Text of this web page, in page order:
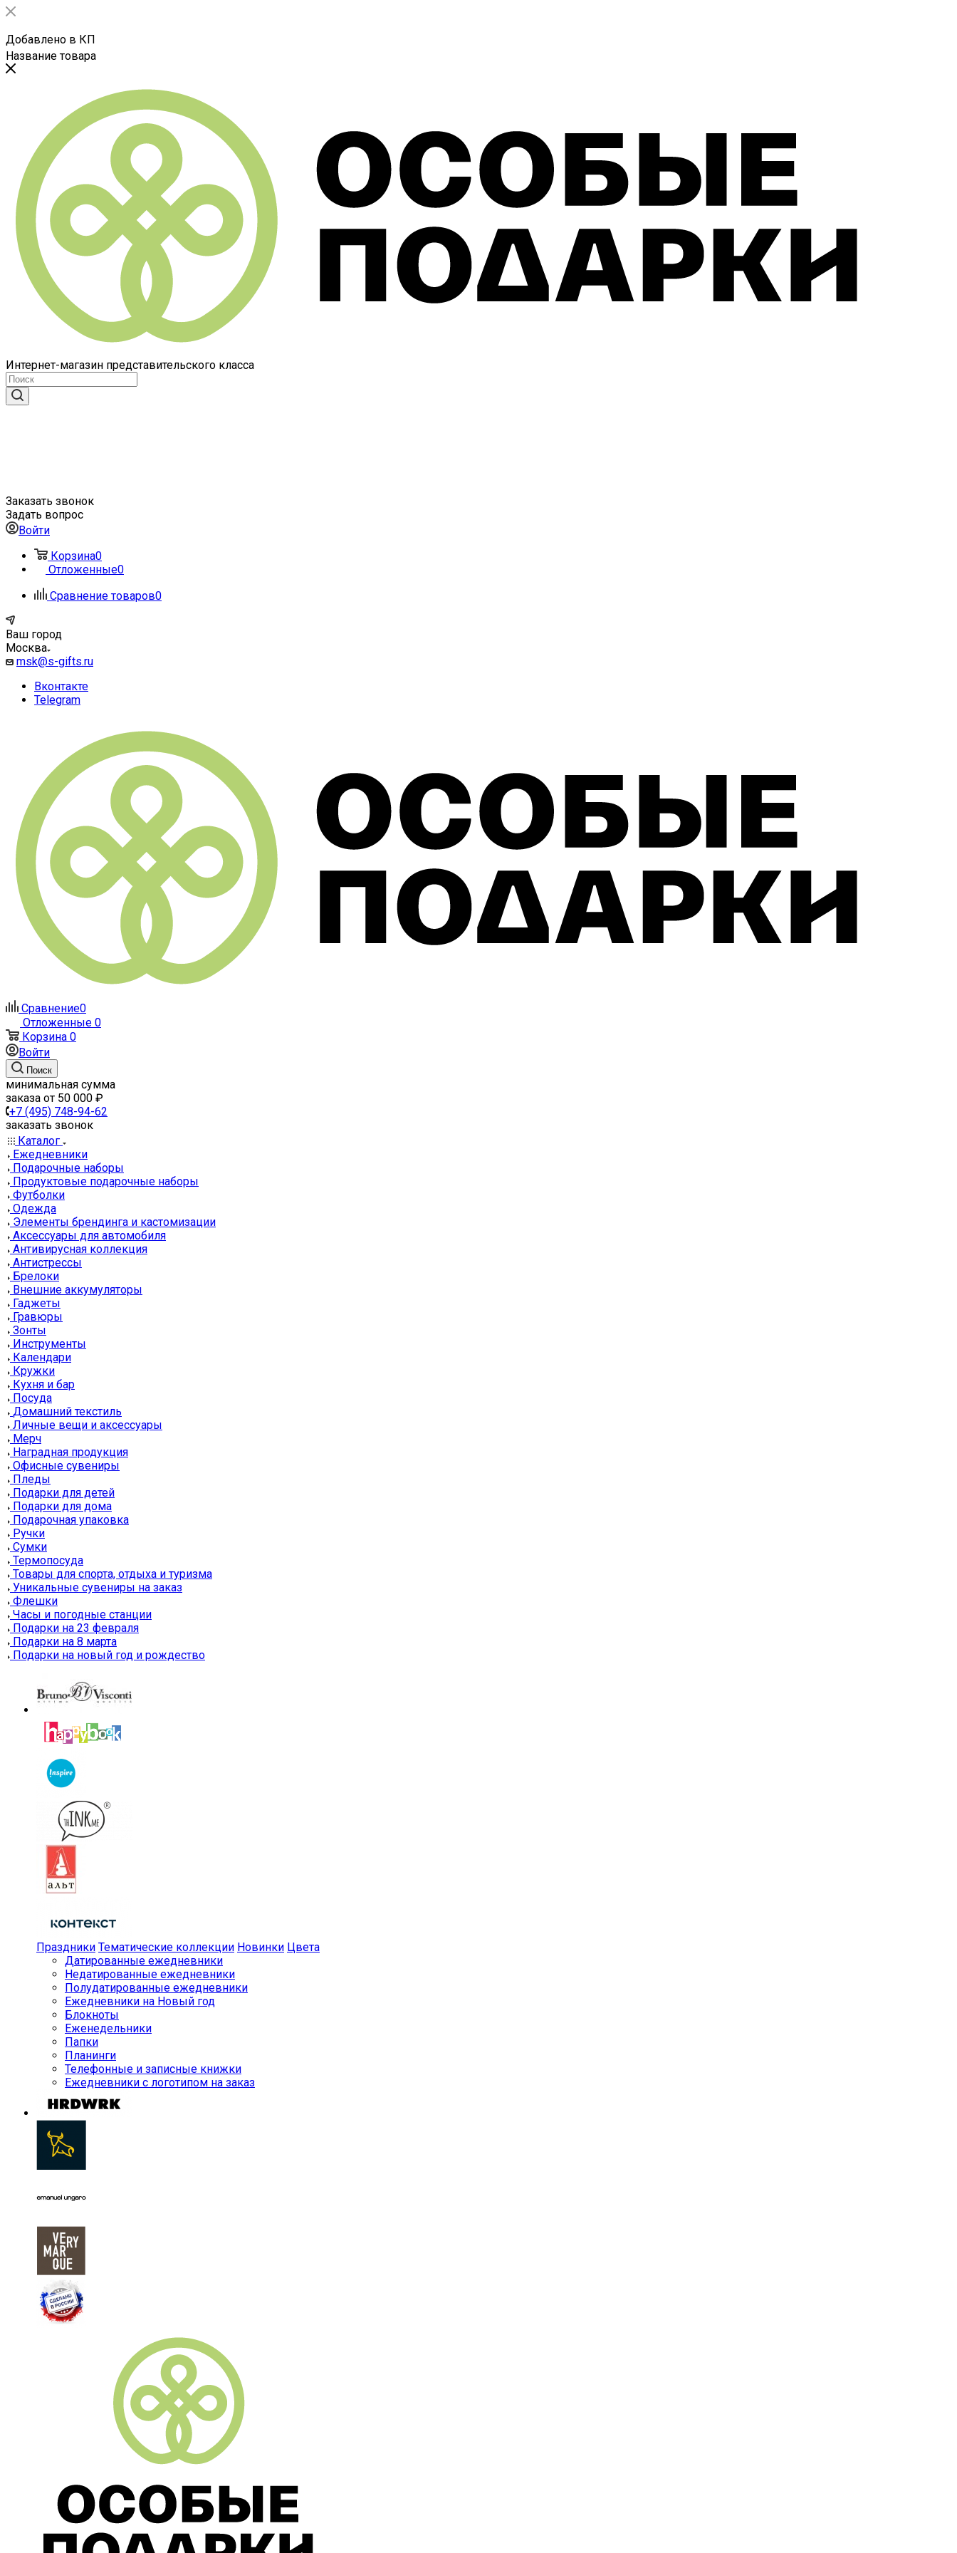
Добавлено в КП
Название товара
Интернет-магазин представительского класса
Заказать звонок
Задать вопрос
Войти
Корзина0
Отложенные0
Сравнение товаров0
Ваш город
Москва
msk@s-gifts.ru
Вконтакте
Telegram
Сравнение0
Отложенные 0
Корзина 0
Войти
Поиск
минимальная сумма
заказа от 50 000 ₽
+7 (495) 748-94-62
заказать звонок
Каталог
Ежедневники
Подарочные наборы
Продуктовые подарочные наборы
Футболки
Одежда
Элементы брендинга и кастомизации
Аксессуары для автомобиля
Антивирусная коллекция
Антистрессы
Брелоки
Внешние аккумуляторы
Гаджеты
Гравюры
Зонты
Инструменты
Календари
Кружки
Кухня и бар
Посуда
Домашний текстиль
Личные вещи и аксессуары
Мерч
Наградная продукция
Офисные сувениры
Пледы
Подарки для детей
Подарки для дома
Подарочная упаковка
Ручки
Сумки
Термопосуда
Товары для спорта, отдыха и туризма
Уникальные сувениры на заказ
Флешки
Часы и погодные станции
Подарки на 23 февраля
Подарки на 8 марта
Подарки на новый год и рождество
Праздники Тематические коллекции Новинки Цвета
Датированные ежедневники
Недатированные ежедневники
Полудатированные ежедневники
Ежедневники на Новый год
Блокноты
Еженедельники
Папки
Планинги
Телефонные и записные книжки
Ежедневники с логотипом на заказ